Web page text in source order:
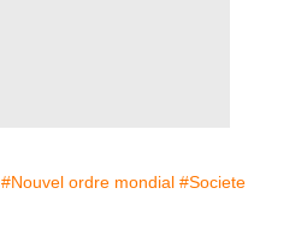
#Nouvel ordre mondial #Societe